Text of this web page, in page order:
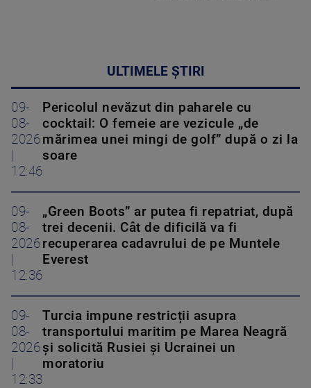
ULTIMELE ȘTIRI
09-
08-
2026
|
12:46
Pericolul nevăzut din paharele cu
cocktail: O femeie are vezicule „de
mărimea unei mingi de golf” după o zi la
soare
09-
08-
2026
|
12:36
„Green Boots” ar putea fi repatriat, după
trei decenii. Cât de dificilă va fi
recuperarea cadavrului de pe Muntele
Everest
09-
08-
2026
|
12:33
Turcia impune restricții asupra
transportului maritim pe Marea Neagră
și solicită Rusiei și Ucrainei un
moratoriu